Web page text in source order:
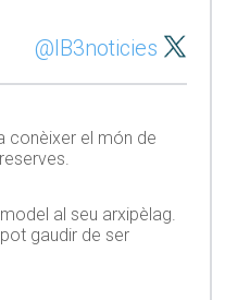
@IB3noticies
conèixer el món de
al seu arxipèlag.
gaudir de ser